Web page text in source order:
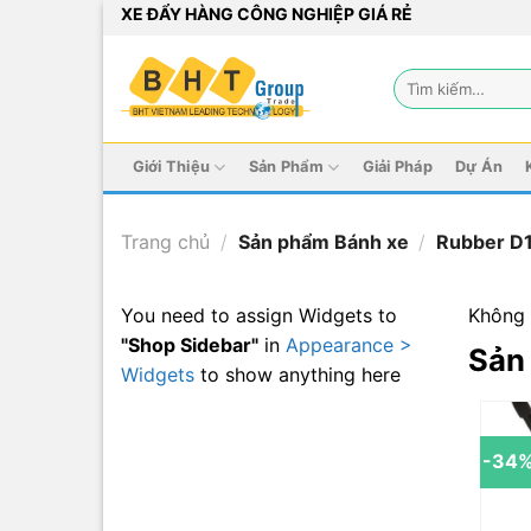
Bỏ
dung
XE ĐẨY HÀNG CÔNG NGHIỆP GIÁ RẺ
Tìm
kiếm:
Giới Thiệu Sản Phẩm Giải Pháp Dự Án
Trang chủ / Sản phẩm Bánh xe / Rubber
You need to assign Widgets to
"Shop Sidebar" in Appearance >
Widgets to show anything here
-